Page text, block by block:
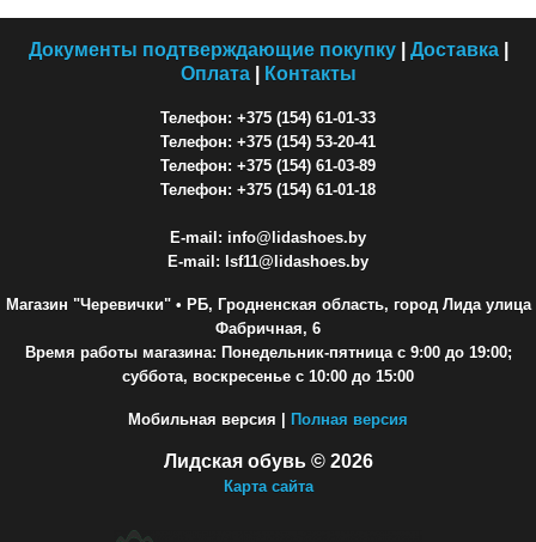
Документы подтверждающие покупку| Доставка|
Оплата| Контакты
Телефон: +375 (154) 61-01-33
Телефон: +375 (154) 53-20-41
Телефон: +375 (154) 61-03-89
Телефон: +375 (154) 61-01-18
E-mail: info@lidashoes.by
E-mail: lsf11@lidashoes.by
Магазин "Черевички"• РБ, Гродненская область, город Лида улица
Фабричная, 6
Время работы магазина: Понедельник-пятница с 9:00 до 19:00;
суббота, воскресенье с 10:00 до 15:00
Мобильная версия | Полная версия
Лидская обувь © 2026
Карта сайта